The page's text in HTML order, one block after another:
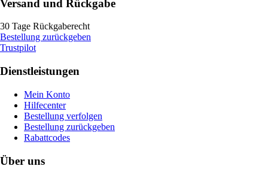
Versand und Rückgabe
30 Tage Rückgaberecht
Bestellung zurückgeben
Trustpilot
Dienstleistungen
Mein Konto
Hilfecenter
Bestellung verfolgen
Bestellung zurückgeben
Rabattcodes
Über uns